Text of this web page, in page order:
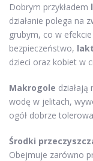
Dobrym przykładem
działanie polega na
grubym, co w
bezpieczeństwo,
dzieci oraz kobiet w
Makrogole
wodę w jelitach,
ogół dobrze
Środki
Obejmuje zarówno